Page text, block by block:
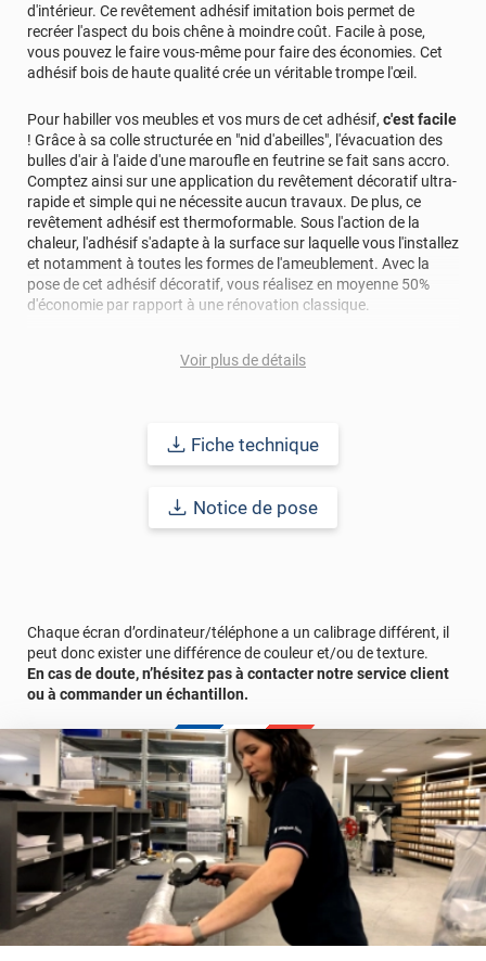
d'intérieur. Ce revêtement adhésif imitation bois permet de
recréer l'aspect du bois chêne à moindre coût. Facile à pose,
vous pouvez le faire vous-même pour faire des économies. Cet
adhésif bois de haute qualité crée un véritable trompe l'œil.
Pour habiller vos meubles et vos murs de cet adhésif, c'est facile
! Grâce à sa colle structurée en "nid d'abeilles", l'évacuation des
bulles d'air à l'aide d'une maroufle en feutrine se fait sans accro.
Comptez ainsi sur une application du revêtement décoratif ultra-
rapide et simple qui ne nécessite aucun travaux. De plus, ce
revêtement adhésif est thermoformable. Sous l'action de la
chaleur, l'adhésif s'adapte à la surface sur laquelle vous l'installez
et notamment à toutes les formes de l'ameublement. Avec la
pose de cet adhésif décoratif, vous réalisez en moyenne 50%
d'économie par rapport à une rénovation classique.
Pour donner une seconde jeunesse à vos murs ou meubles,
comptez sur ce vinyl de haute qualité avec une excellente
imperfections. Classé A+ au test C.O.V et C-s2,d0 au feu, ce
revêtement peut être installé dans un lieu ouvert public.
: 10 ans en pose intérieur (anti craquèlement,
écaillage, délamination et jaunissement)
Voir plus de détails
Fiche technique
Notice de pose
Chaque écran d’ordinateur/téléphone a un calibrage différent, il
peut donc exister une différence de couleur et/ou de texture.
En cas de doute, n’hésitez pas à contacter notre service client
ou à commander un échantillon.